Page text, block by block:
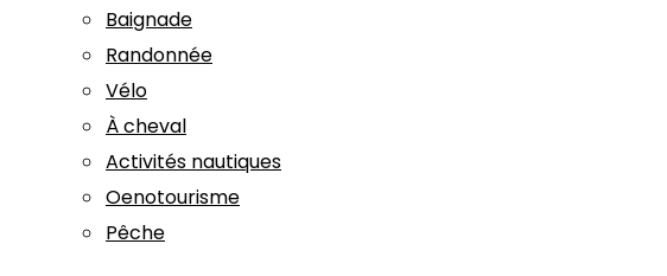
Baignade
Randonnée
Vélo
À cheval
Activités nautiques
Oenotourisme
Pêche